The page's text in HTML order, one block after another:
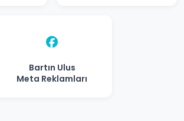
Bartın Ulus
Meta Reklamları